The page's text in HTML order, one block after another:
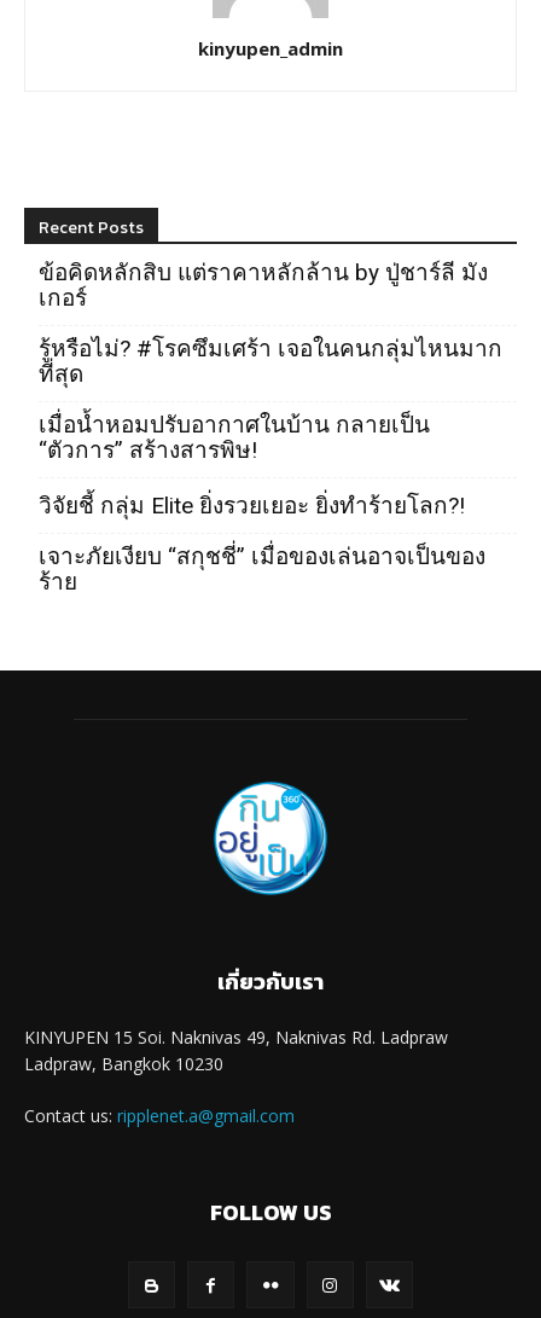
kinyupen_admin
Recent Posts
ข้อคิดหลักสิบ แต่ราคาหลักล้าน by ปู่ชาร์ลี มัง
เกอร์
รู้หรือไม่? #โรคซึมเศร้า เจอในคนกลุ่มไหนมาก
ที่สุด
เมื่อน้ำหอมปรับอากาศในบ้าน กลายเป็น
“ตัวการ” สร้างสารพิษ!
วิจัยชี้ กลุ่ม Elite ยิ่งรวยเยอะ ยิ่งทำร้ายโลก?!
เจาะภัยเงียบ “สกุชชี่” เมื่อของเล่นอาจเป็นของ
ร้าย
เกี่ยวกับเรา
KINYUPEN 15 Soi. Naknivas 49, Naknivas Rd. Ladpraw
Ladpraw, Bangkok 10230
Contact us: ripplenet.a@gmail.com
FOLLOW US